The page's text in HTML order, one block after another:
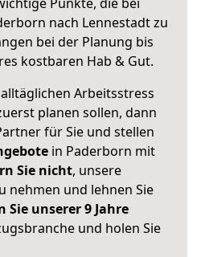
nach Lennestadt zu
bei der Planung bis
kostbaren Hab & Gut.
Arbeitsstress
planen sollen, dann
für Sie und stellen
in Paderborn mit
Sie nicht, unsere
nehmen und lehnen Sie
Sie unserer 9 Jahre
und holen Sie